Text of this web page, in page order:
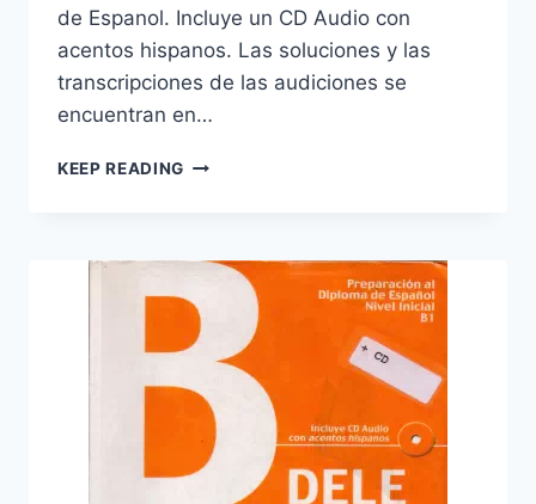
de Espanol. Incluye un CD Audio con
acentos hispanos. Las soluciones y las
transcripciones de las audiciones se
encuentran en…
KEEP READING PREPARACIÓN
ESPAÑOL
NIVEL
B2